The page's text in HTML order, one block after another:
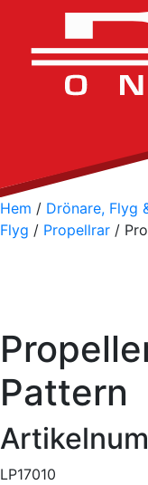
Hem / Drönare, Flyg
Flyg / Propellrar /
Pattern
LP17010